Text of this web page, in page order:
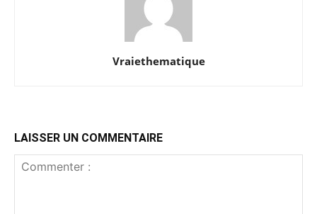
Vraiethematique
LAISSER UN COMMENTAIRE